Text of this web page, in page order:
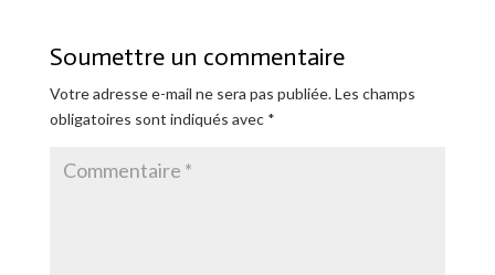
Soumettre un commentaire
Votre adresse e-mail ne sera pas publiée.Les champs
obligatoires sont indiqués avec *